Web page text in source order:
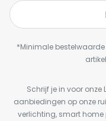
*Minimale
Schrijf je in voor
aanbiedingen op onze
verlichting, smart home